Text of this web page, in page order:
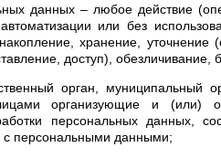
данных – любое действие
или без
хранение,
доступ),
орган, муниципальный
организующие и (или)
персональных данных,
персональными данными;